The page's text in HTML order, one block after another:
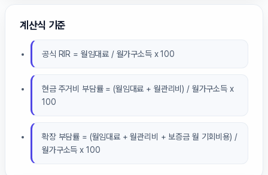
계산식 기준
공식 RIR = 월임대료 / 월가구소득 x 100
현금 주거비 부담률 = (월임대료 + 월관리비) / 월가구소득 x
100
확장 부담률 = (월임대료 + 월관리비 + 보증금 월 기회비용) /
월가구소득 x 100